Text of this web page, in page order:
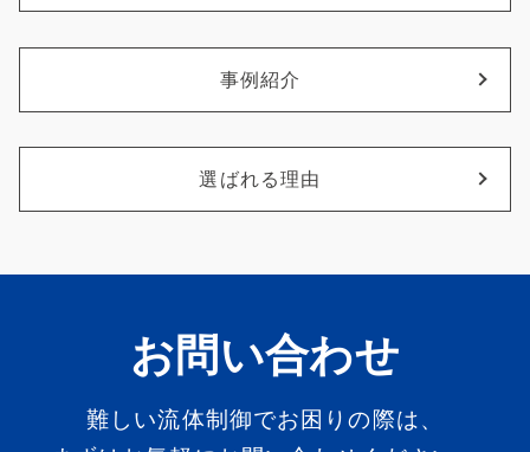
事例紹介
選ばれる理由
お問い合わせ
難しい流体制御でお困りの際は、